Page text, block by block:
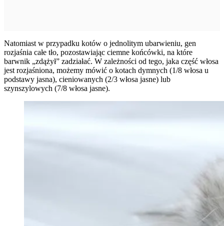
Natomiast w przypadku kotów o jednolitym ubarwieniu, gen
rozjaśnia całe tło, pozostawiając ciemne końcówki, na które
barwnik „zdążył” zadziałać. W zależności od tego, jaka część włosa
jest rozjaśniona, możemy mówić o kotach dymnych (1/8 włosa u
podstawy jasna), cieniowanych (2/3 włosa jasne) lub
szynszylowych (7/8 włosa jasne).